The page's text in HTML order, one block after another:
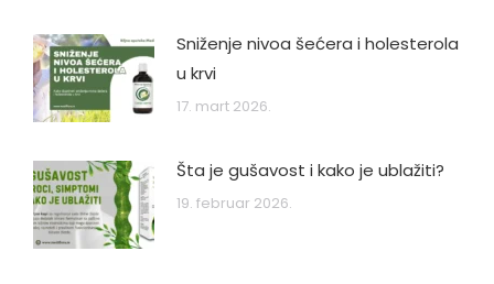
Sniženje nivoa šećera i holesterola
u krvi
17. mart 2026.
Šta je gušavost i kako je ublažiti?
19. februar 2026.